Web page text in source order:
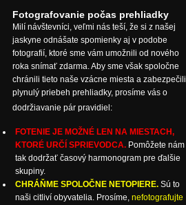
Fotografovanie počas prehliadky
Milí návštevníci, veľmi nás teší, že si z našej
jaskyne odnášate spomienky aj v podobe
fotografií, ktoré sme vám umožnili od nového
roka snímať zdarma. Aby sme však spoločne
chránili tieto naše vzácne miesta a zabezpečili
plynulý priebeh prehliadky, prosíme vás o
dodržiavanie pár pravidiel:
FOTENIE JE MOŽNÉ LEN NA MIESTACH,
KTORÉ URČÍ SPRIEVODCA. Pomôžete nám
tak dodržať časový harmonogram pre ďalšie
skupiny.
CHRÁŇME SPOLOČNE NETOPIERE. Sú to
naši citliví obyvatelia. Prosíme, nefotografujte